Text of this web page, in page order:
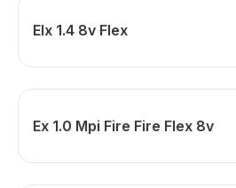
Elx 1.4 8v Flex
Ex 1.0 Mpi Fire Fire Flex 8v